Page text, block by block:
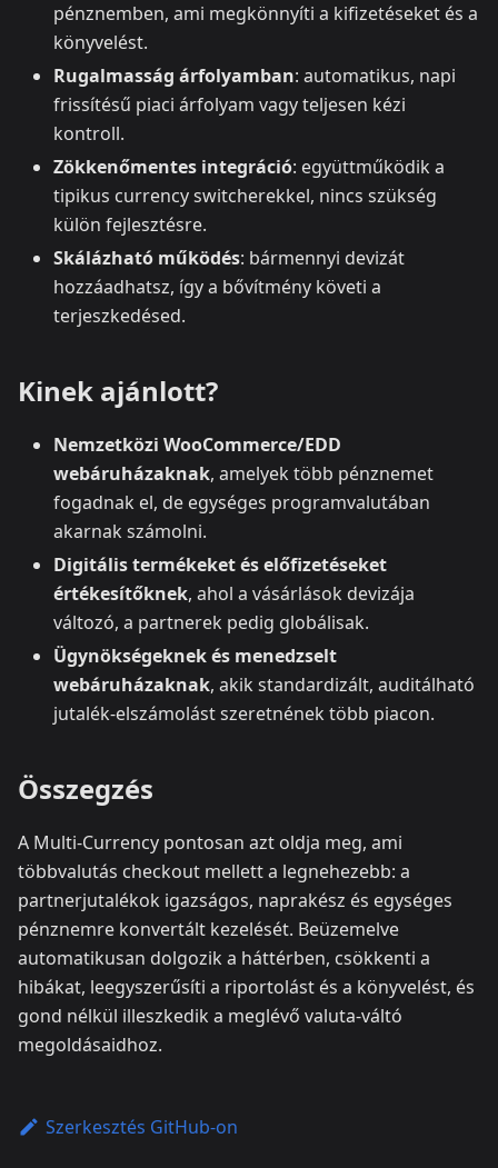
pénznemben, ami megkönnyíti a kifizetéseket és a
könyvelést.
Rugalmasság árfolyamban: automatikus, napi
frissítésű piaci árfolyam vagy teljesen kézi
kontroll.
Zökkenőmentes integráció: együttműködik a
tipikus currency switcherekkel, nincs szükség
külön fejlesztésre.
Skálázható működés: bármennyi devizát
hozzáadhatsz, így a bővítmény követi a
terjeszkedésed.
Kinek ajánlott?
Nemzetközi WooCommerce/EDD
webáruházaknak, amelyek több pénznemet
fogadnak el, de egységes programvalutában
akarnak számolni.
Digitális termékeket és előfizetéseket
értékesítőknek, ahol a vásárlások devizája
változó, a partnerek pedig globálisak.
Ügynökségeknek és menedzselt
webáruházaknak, akik standardizált, auditálható
jutalék‑elszámolást szeretnének több piacon.
Összegzés
A Multi‑Currency pontosan azt oldja meg, ami
többvalutás checkout mellett a legnehezebb: a
partnerjutalékok igazságos, naprakész és egységes
pénznemre konvertált kezelését. Beüzemelve
automatikusan dolgozik a háttérben, csökkenti a
hibákat, leegyszerűsíti a riportolást és a könyvelést, és
gond nélkül illeszkedik a meglévő valuta‑váltó
megoldásaidhoz.
Szerkesztés GitHub-on